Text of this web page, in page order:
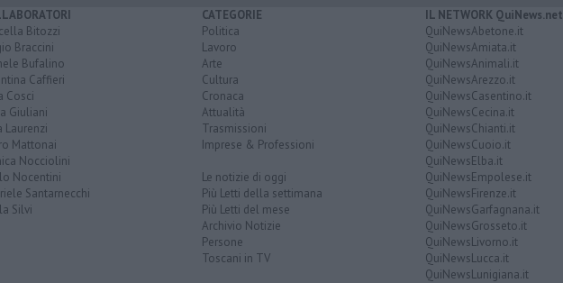
Bitozzi
Braccini
Bufalino
Caffieri
Cosci
Giuliani
Laurenzi
Mattonai
Nocciolini
Nocentini
Santarnecchi
Silvi
CATEGORIE
Politica
Lavoro
Arte
Cultura
Cronaca
Attualità
Trasmissioni
Imprese & Professioni
Le notizie di oggi
Più Letti della settimana
Più Letti del mese
Archivio Notizie
Persone
Toscani in TV
IL NETWORK QuiNews.net
QuiNewsAbetone.it
QuiNewsAmiata.it
QuiNewsAnimali.it
QuiNewsArezzo.it
QuiNewsCasentino.it
QuiNewsCecina.it
QuiNewsChianti.it
QuiNewsCuoio.it
QuiNewsElba.it
QuiNewsEmpolese.it
QuiNewsFirenze.it
QuiNewsGarfagnana.it
QuiNewsGrosseto.it
QuiNewsLivorno.it
QuiNewsLucca.it
QuiNewsLunigiana.it